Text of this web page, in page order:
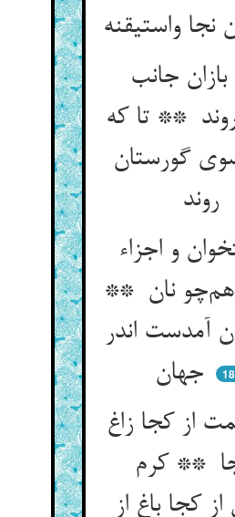
بازان جانب
** تا که
گورستان
و اجزاء
نان **
آمدست اندر
جهان
از کجا زاغ
** کرم
کجا باغ از